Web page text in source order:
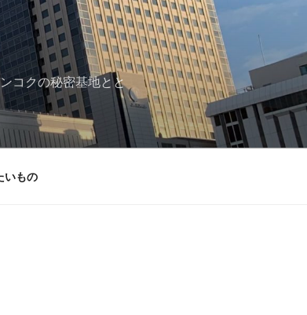
コクの秘密基地とと
いもの